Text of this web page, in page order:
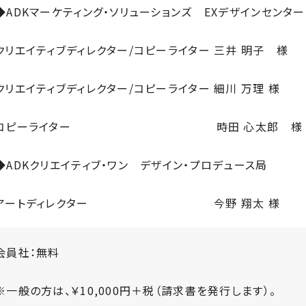
ADKマーケティング・ソリューションズ EXデザインセン
リエイティブディレクター /コピーライター 三井 明子 様
リエイティブディレクター /コピーライター 細川 万理 様
ピーライター 時田 心太郎 様
ADKクリエイティブ・ワン デザイン・プロデュース局
ートディレクター 今野 翔太 様
員社：無料
般の方は、￥10,000円＋税（請求書を発行します）。